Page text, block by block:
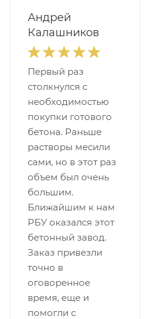
Андрей
Калашников
Первый раз
столкнулся с
необходимостью
покупки готового
бетона. Раньше
растворы месили
сами, но в этот раз
объем был очень
большим.
Ближайшим к нам
РБУ оказался этот
бетонный завод.
Заказ привезли
точно в
оговоренное
время, еще и
помогли с